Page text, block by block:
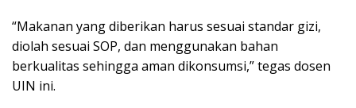
“Makanan yang diberikan harus sesuai standar gizi,
diolah sesuai SOP, dan menggunakan bahan
berkualitas sehingga aman dikonsumsi,” tegas dosen
UIN ini.